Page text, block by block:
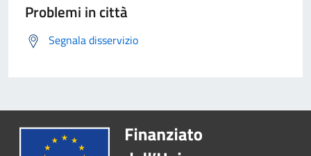
Problemi in città
Segnala disservizio